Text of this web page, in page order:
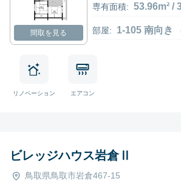
間取を見る
専有面積: 53.96m² /
部屋: 1-105 南向き
リノベーション エアコン
ビレッジハウス岩倉Ⅱ
鳥取県鳥取市岩倉467-15